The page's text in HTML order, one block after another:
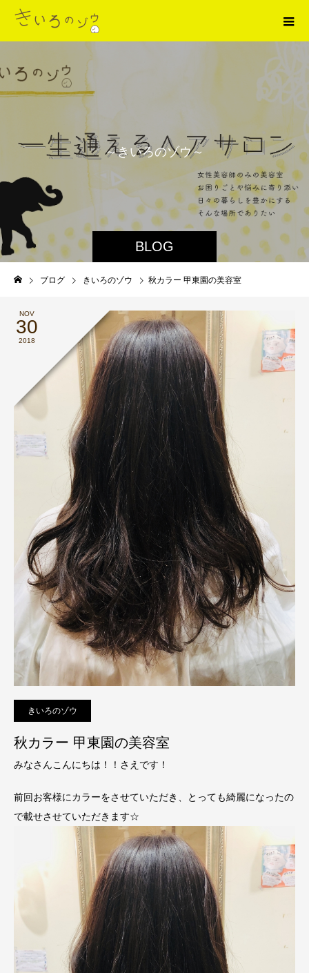
BLOG
～きいろのゾウ～
ブログ きいろのゾウ 秋カラー 甲東園の美容室
NOV
30
2018
きいろのゾウ
秋カラー 甲東園の美容室
みなさんこんにちは！！さえです！
前回お客様にカラーをさせていただき、とっても綺麗になったの
で載せさせていただきます☆